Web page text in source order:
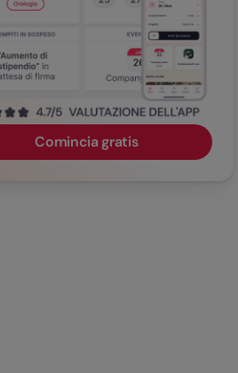
Comincia gratis